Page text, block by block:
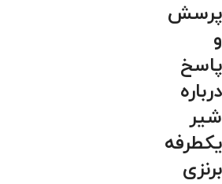
پرسش
و
پاسخ
درباره
شیر
یکطرفه
برنزی